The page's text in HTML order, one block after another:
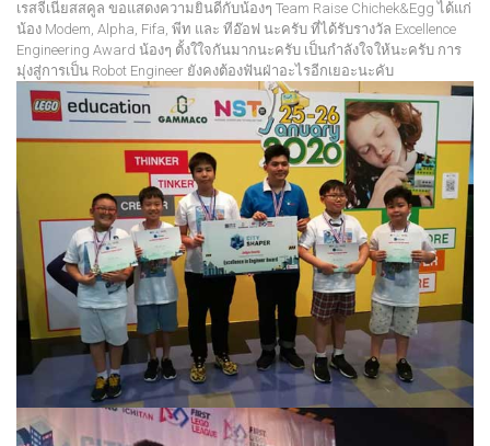
เรสจีเนียสสคูล ขอแสดงความยินดีกับน้องๆ Team Raise Chichek&Egg ได้แก่
น้อง Modem, Alpha, Fifa, พีท และ ทีอ๊อฟ นะครับ ที่ได้รับรางวัล Excellence
Engineering Award น้องๆ ตั้งใใจกันมากนะครับ เป็นกำลังใจให้นะครับ การ
มุ่งสู่การเป็น Robot Engineer ยังคงต้องฟันฝ่าอะไรอีกเยอะนะคับ